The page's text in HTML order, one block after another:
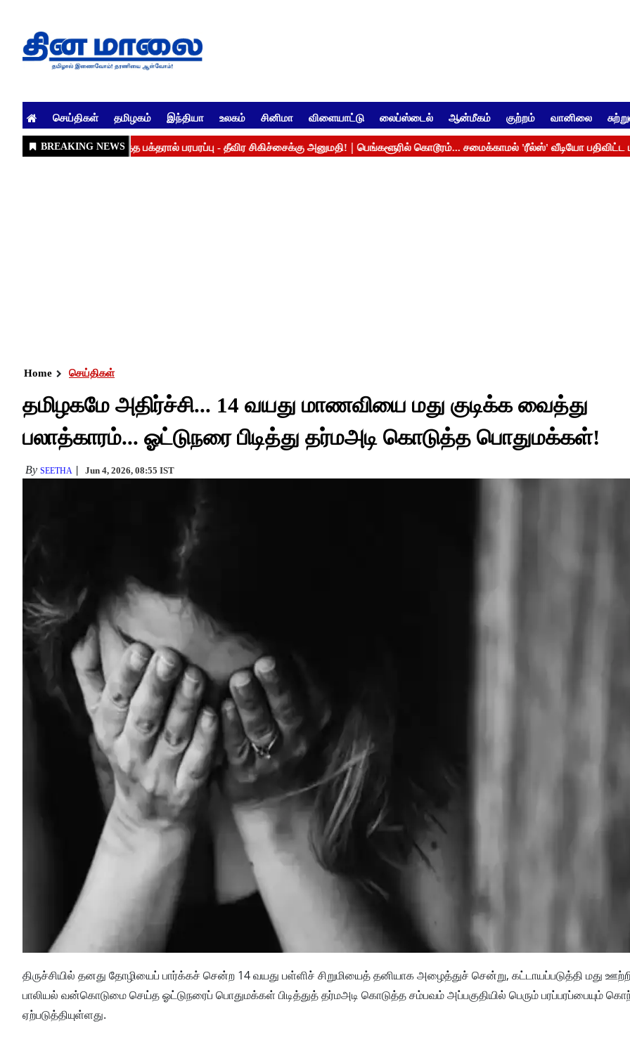
செய்திகள் தமிழகம் இந்தியா உலகம் சினிமா விளையாட்டு லைப்ஸ்டைல் ஆன்மீகம் குற்றம் வானிலை
Home செய்திகள்
தமிழகமே அதிர்ச்சி... 14 வயது மாணவியை மது குடிக்க வைத்து
பலாத்காரம்... ஓட்டுநரை பிடித்து தர்மஅடி கொடுத்த பொதுமக்கள்!
By SEETHA Jun 4, 2026, 08:55 IST
திருச்சியில் தனது தோழியைப் பார்க்கச் சென்ற 14 வயது பள்ளிச் சிறுமியைத் தனியாக அழைத்துச் சென்று, கட்டாயப்படுத்தி மது
பாலியல் வன்கொடுமை செய்த ஓட்டுநரைப் பொதுமக்கள் பிடித்துத் தர்மஅடி கொடுத்த சம்பவம் அப்பகுதியில் பெரும் பரப்பரப்பையும்
ஏற்படுத்தியுள்ளது.